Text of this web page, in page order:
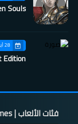
Souls
28 أبريل 2021
Edition
فئات الألعاب | Categories of games